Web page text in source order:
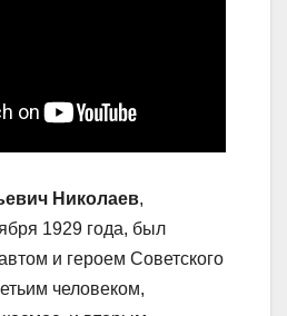
Николаев,
1929 года, был
и героем Советского
человеком,